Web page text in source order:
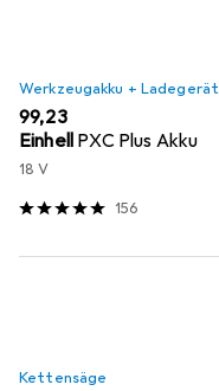
Werkzeugakku + Ladegerät
EUR
99,23
Einhell PXC Plus Akku
18 V
156
Kettensäge